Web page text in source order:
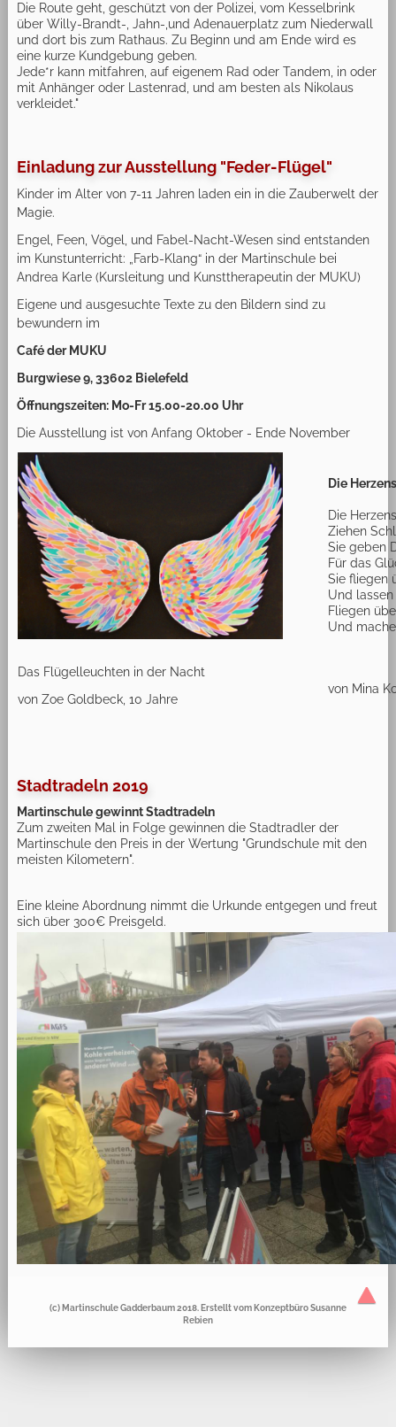
Die Route geht, geschützt von der Polizei, vom Kesselbrink
über Willy-Brandt-, Jahn-,und Adenauerplatz zum Niederwall
und dort bis zum Rathaus. Zu Beginn und am Ende wird es
eine kurze Kundgebung geben.
Jede*r kann mitfahren, auf eigenem Rad oder Tandem, in oder
mit Anhänger oder Lastenrad, und am besten als Nikolaus
verkleidet."
Einladung zur Ausstellung "Feder-Flügel"
Kinder im Alter von 7-11 Jahren laden ein in die Zauberwelt der
Magie.
Engel, Feen, Vögel, und Fabel-Nacht-Wesen sind entstanden
im Kunstunterricht: „Farb-Klang“ in der Martinschule bei
Andrea Karle (Kursleitung und Kunsttherapeutin der MUKU)
Eigene und ausgesuchte Texte zu den Bildern sind zu
bewundern im
Café der MUKU
Burgwiese 9, 33602 Bielefeld
Öffnungszeiten: Mo-Fr 15.00-20.00 Uhr
Die Ausstellung ist von Anfang Oktober - Ende November
Die
Die
Ziehen
Sie geben
Für das
Sie fliegen
Und
Fliegen
Und
Das Flügelleuchten in der Nacht
von Zoe Goldbeck, 10 Jahre
von Mina
Stadtradeln 2019
Martinschule gewinnt Stadtradeln
Zum zweiten Mal in Folge gewinnen die Stadtradler der
Martinschule den Preis in der Wertung "Grundschule mit den
meisten Kilometern".
Eine kleine Abordnung nimmt die Urkunde entgegen und freut
sich über 300€ Preisgeld.
(c) Martinschule Gadderbaum 2018. Erstellt vom Konzeptbüro Susanne
Rebien